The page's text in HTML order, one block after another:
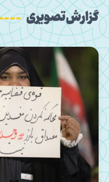
گزارش تصویری